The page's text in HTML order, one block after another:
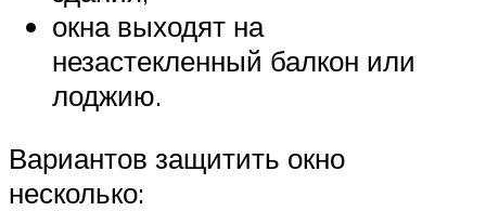
окна выходят на
незастекленный балкон или
лоджию.
Вариантов защитить окно
несколько: